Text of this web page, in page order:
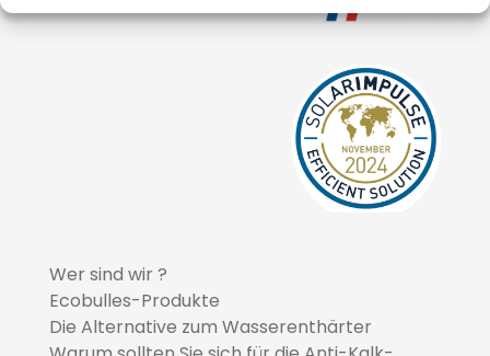
Wer sind wir ?
Ecobulles-Produkte
Die Alternative zum Wasserenthärter